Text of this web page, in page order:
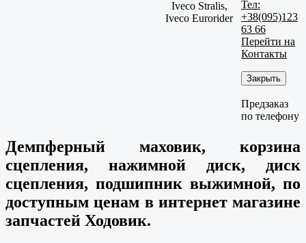
Iveco Stralis,
Iveco Eurorider
Тел:
+38(095)123
63 66
Перейти на
Контакты
Закрыть
Предзаказ
по телефону
Демпферный маховик, корзина
сцепления, нажимной диск, диск
сцепления, подшипник выжимной, по
доступным ценам в интернет магазине
запчастей Ходовик.